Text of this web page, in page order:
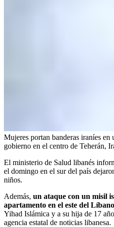
Mujeres portan banderas iraníes en
gobierno en el centro de Teherán,
El ministerio de Salud libanés
el domingo en el sur del país
niños.
Además, un ataque con un misil
apartamento en el este del
Yihad Islámica y a su hija de 17
agencia estatal de noticias libanesa.